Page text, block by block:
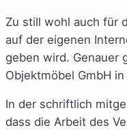
Zu still wohl auch für
auf der eigenen
geben wird. Genauer
Objektmöbel GmbH
In der schriftlich
dass die Arbeit des